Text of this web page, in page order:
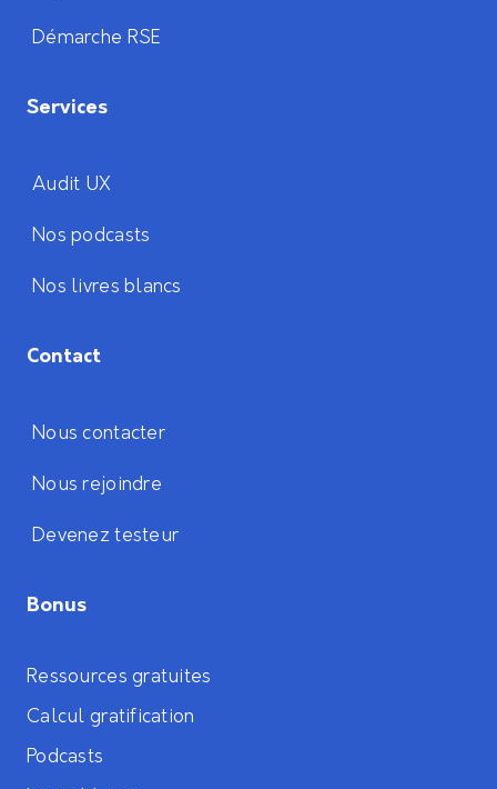
Démarche RSE
Services
Audit UX
Nos podcasts
Nos livres blancs
Contact
Nous contacter
Nous rejoindre
Devenez testeur
Bonus
Ressources gratuites
Calcul gratification
Podcasts